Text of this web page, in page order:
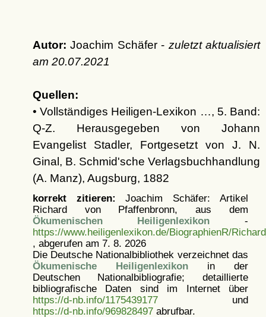
Autor: Joachim Schäfer - zuletzt aktualisiert
am 20.07.2021
Quellen:
• Vollständiges Heiligen-Lexikon …, 5. Band:
Q-Z. Herausgegeben von Johann
Evangelist Stadler, Fortgesetzt von J. N.
Ginal, B. Schmid'sche Verlagsbuchhandlung
(A. Manz), Augsburg, 1882
korrekt zitieren: Joachim Schäfer: Artikel
Richard von Pfaffenbronn, aus dem
Ökumenischen Heiligenlexikon -
https://www.heiligenlexikon.de/BiographienR/
, abgerufen am 7. 8. 2026
Die Deutsche Nationalbibliothek verzeichnet das
Ökumenische Heiligenlexikonin der
Deutschen Nationalbibliografie; detaillierte
bibliografische Daten sind im Internet über
https://d-nb.info/1175439177und
https://d-nb.info/969828497abrufbar.